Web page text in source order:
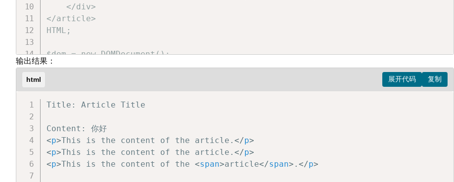
    </div>
</article>
HTML;
$dom = new DOMDocument();
@$dom->loadHTML($html);
$title = $xpath->evaluate('string(//h2');
// 查询 div 元素
$contentNode = $xpath->query('//div[@class="entry-content"]')->item(0);
// 初始化内容字符串
输出结果：
html
Title: Article Title
Content: 你好
<p>This is the content of the article. </p>
<p>This is the content of the article. </p>
<p>This is the content of the <span>article</span> . </p>